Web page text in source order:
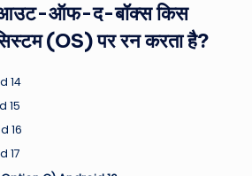
आउट-ऑफ-द-बॉक्स किस
(OS) पर रन करता है?
14
15
16
17